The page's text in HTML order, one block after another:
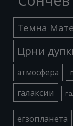
Темна
Црни
атмосфера
галаксии
егзопланета